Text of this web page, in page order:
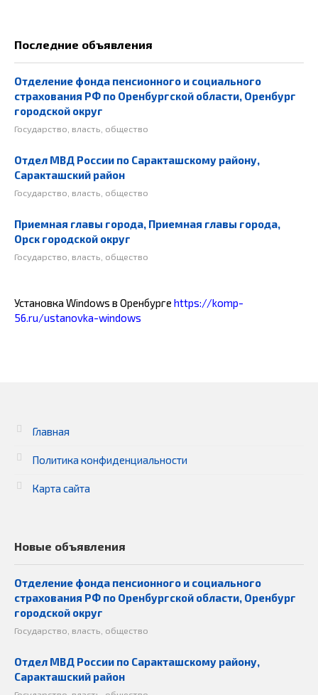
Последние объявления
Отделение фонда пенсионного и социального
страхования РФ по Оренбургской области, Оренбург
городской округ
Государство, власть, общество
Отдел МВД России по Саракташскому району,
Саракташский район
Государство, власть, общество
Приемная главы города, Приемная главы города,
Орск городской округ
Государство, власть, общество
Установка Windows в Оренбурге https://komp-
56.ru/ustanovka-windows
Главная
Политика конфиденциальности
Карта сайта
Новые объявления
Отделение фонда пенсионного и социального
страхования РФ по Оренбургской области, Оренбург
городской округ
Государство, власть, общество
Отдел МВД России по Саракташскому району,
Саракташский район